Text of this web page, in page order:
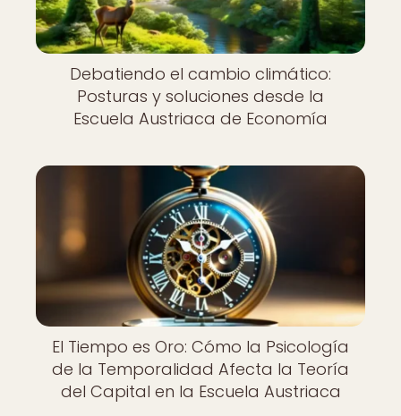
Debatiendo el cambio climático:
Posturas y soluciones desde la
Escuela Austriaca de Economía
El Tiempo es Oro: Cómo la Psicología
de la Temporalidad Afecta la Teoría
del Capital en la Escuela Austriaca